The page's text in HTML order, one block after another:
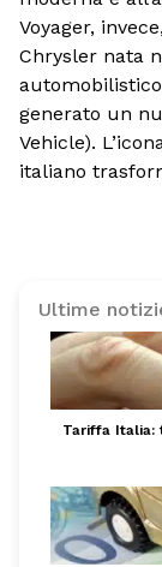
Voyager,
Chrysler nata
generato un
Vehicle).
italiano
Ultime
Tariffa Italia: